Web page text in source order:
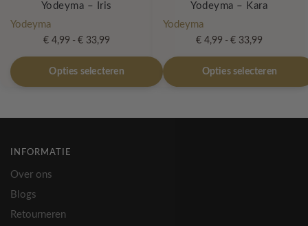
productpagina
productpagina
Yodeyma – Iris
Yodeyma
€4,99 - €33,99Prijsklasse:
€ 4,99
tot
€ 33,99
Opties selecteren
Dit
product
meerdere
Deze
gekozen
worden
Yodeyma – Kara
Yodeyma
€4,99 - €33,99Prijsklasse:
€ 4,99
tot
€ 33,99
Opties selecteren
Dit
product
meerdere
INFORMATIE
Over ons
Blogs
Retourneren